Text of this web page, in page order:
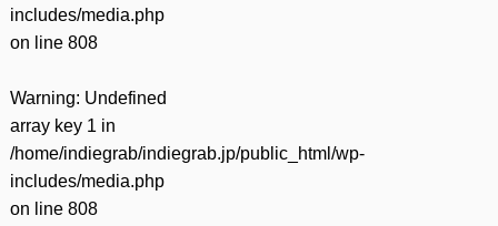
includes/media.php
on line 808
Warning: Undefined
array key 1 in
/home/indiegrab/indiegrab.jp/public_html/wp-
includes/media.php
on line 808